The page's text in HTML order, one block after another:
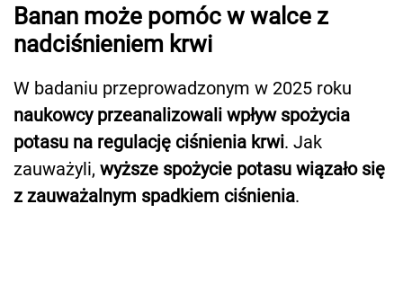
Banan może pomóc w walce z
nadciśnieniem krwi
W badaniu przeprowadzonym w 2025 roku
naukowcy przeanalizowali wpływ spożycia
potasu na regulację ciśnienia krwi. Jak
zauważyli, wyższe spożycie potasu wiązało się
z zauważalnym spadkiem ciśnienia.